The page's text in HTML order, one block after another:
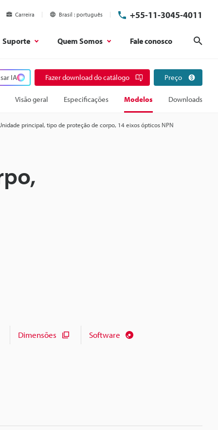
Carreira Brasil português +55-11-3045-4011
Suporte Quem Somos Fale conosco
IA Fazer download do catálogo Preço
Visão geral Especificações Modelos Downloads
principal, tipo de proteção de corpo, 14 eixos ópticos NPN
Dimensões Software